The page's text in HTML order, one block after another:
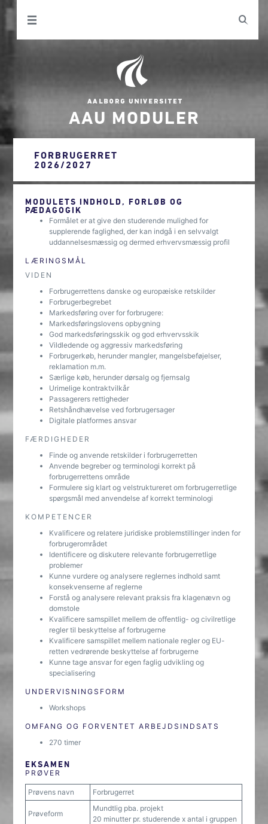
AAU MODULER
FORBRUGERRET
2026/2027
MODULETS INDHOLD, FORLØB OG
PÆDAGOGIK
Formålet er at give den studerende mulighed for
supplerende faglighed, der kan indgå i en selvvalgt
uddannelsesmæssig og dermed erhvervsmæssig profil
LÆRINGSMÅL
VIDEN
Forbrugerrettens danske og europæiske retskilder
Forbrugerbegrebet
Markedsføring over for forbrugere:
Markedsføringslovens opbygning
God markedsføringsskik og god erhvervsskik
Vildledende og aggressiv markedsføring
Forbrugerkøb, herunder mangler, mangelsbeføjelser,
reklamation m.m.
Særlige køb, herunder dørsalg og fjernsalg
Urimelige kontraktvilkår
Passagerers rettigheder
Retshåndhævelse ved forbrugersager
Digitale platformes ansvar
FÆRDIGHEDER
Finde og anvende retskilder i forbrugerretten
Anvende begreber og terminologi korrekt på
forbrugerrettens område
Formulere sig klart og velstruktureret om forbrugerretlige
spørgsmål med anvendelse af korrekt terminologi
KOMPETENCER
Kvalificere og relatere juridiske problemstillinger inden for
forbrugerområdet
Identificere og diskutere relevante forbrugerretlige
problemer
Kunne vurdere og analysere reglernes indhold samt
konsekvenserne af reglerne
Forstå og analysere relevant praksis fra klagenævn og
domstole
Kvalificere samspillet mellem de offentlig- og civilretlige
regler til beskyttelse af forbrugerne
Kvalificere samspillet mellem nationale regler og EU-
retten vedrørende beskyttelse af forbrugerne
Kunne tage ansvar for egen faglig udvikling og
specialisering
UNDERVISNINGSFORM
Workshops
OMFANG OG FORVENTET ARBEJDSINDSATS
270 timer
EKSAMEN
PRØVER
Prøvens navn Forbrugerret
Prøveform
Mundtlig pba. projekt
20 minutter pr. studerende x antal i gruppen